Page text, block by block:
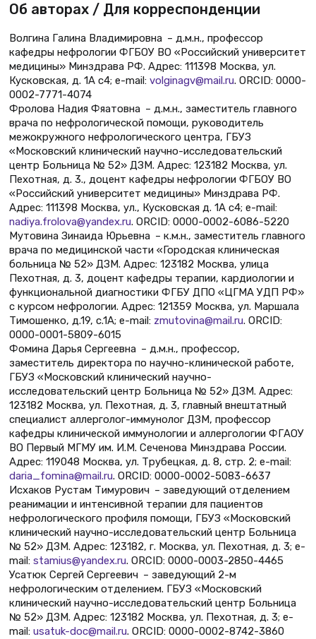
Об авторах / Для корреспонденции
Волгина Галина Владимировна – д.м.н., профессор
кафедры нефрологии ФГБОУ ВО «Российский университет
медицины» Минздрава РФ. Адрес: 111398 Москва, ул.
Кусковская, д. 1А с4; e-mail: volginagv@mail.ru. ORCID: 0000-
0002-7771-4074
Фролова Надия Фяатовна – д.м.н., заместитель главного
врача по нефрологической помощи, руководитель
межокружного нефрологического центра, ГБУЗ
«Московский клинический научно-исследовательский
центр Больница № 52» ДЗМ. Адрес: 123182 Москва, ул.
Пехотная, д. 3., доцент кафедры нефрологии ФГБОУ ВО
«Российский университет медицины» Минздрава РФ.
Адрес: 111398 Москва, ул., Кусковская д. 1А с4; e-mail:
nadiya.frolova@yandex.ru. ORCID: 0000-0002-6086-5220
Мутовина Зинаида Юрьевна – к.м.н., заместитель главного
врача по медицинской части «Городская клиническая
больница № 52» ДЗМ. Адрес: 123182 Москва, улица
Пехотная, д. 3, доцент кафедры терапии, кардиологии и
функциональной диагностики ФГБУ ДПО «ЦГМА УДП РФ»
с курсом нефрологии. Адрес: 121359 Москва, ул. Маршала
Тимошенко, д.19, с.1А; e-mail: zmutovina@mail.ru. ORCID:
0000-0001-5809-6015
Фомина Дарья Сергеевна – д.м.н., профессор,
заместитель директора по научно-клинической работе,
ГБУЗ «Московский клинический научно-
исследовательский центр Больница № 52» ДЗМ. Адрес:
123182 Москва, ул. Пехотная, д. 3, главный внештатный
специалист аллерголог-иммунолог ДЗМ, профессор
кафедры клинической иммунологии и аллергологии ФГАОУ
ВО Первый МГМУ им. И.М. Сеченова Минздрава России.
Адрес: 119048 Москва, ул. Трубецкая, д. 8, стр. 2; e-mail:
daria_fomina@mail.ru. ORCID: 0000-0002-5083-6637
Исхаков Рустам Тимурович – заведующий отделением
реанимации и интенсивной терапии для пациентов
нефрологического профиля помощи, ГБУЗ «Московский
клинический научно-исследовательский центр Больница
№ 52» ДЗМ. Адрес: 123182, г. Москва, ул. Пехотная, д. 3; e-
mail: stamius@yandex.ru. ORCID: 0000-0003-2850-4465
Усатюк Сергей Сергеевич – заведующий 2-м
нефрологическим отделением. ГБУЗ «Московский
клинический научно-исследовательский центр Больница
№ 52» ДЗМ. Адрес: 123182 Москва, ул. Пехотная, д. 3; e-
mail: usatuk-doc@mail.ru. ORCID: 0000-0002-8742-3860